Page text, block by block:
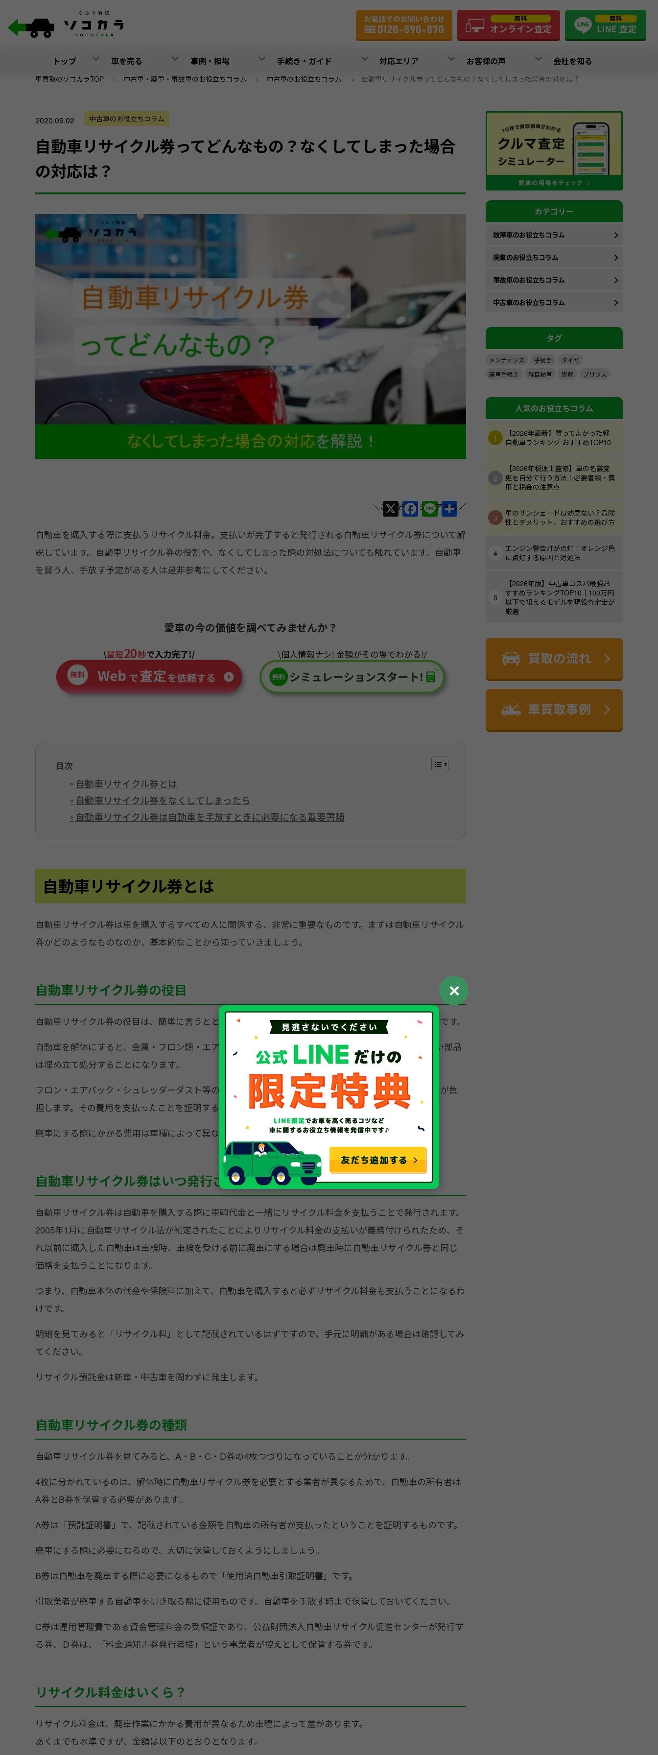
トップ 車を売る 事例・相場 手続き・ガイド 対応エリア お客様の声 会社を知る
車買取のソコカラTOP > 中古車・廃車・事故車のお役立ちコラム > 中古車のお役立ちコラム > 自動車リサイクル券ってどんなもの？なくしてしまった場合の対応は？
2020.09.02 中古車のお役立ちコラム
自動車リサイクル券ってどんなもの？なくしてしまった場合
の対応は？
X F
a
c
e
Li
n
e
共
自動車を購入する際に支払うリサイクル料金。支払いが完了すると発行される自動車リサイクル券について解
説しています。自動車リサイクル券の役割や、なくしてしまった際の対処法についても触れています。自動車
を買う人、手放す予定がある人は是非参考にしてください。
愛車の今の価値を調べてみませんか？
目次
自動車リサイクル券とは
自動車リサイクル券をなくしてしまったら
自動車リサイクル券は自動車を手放すときに必要になる重要書類
自動車リサイクル券とは
自動車リサイクル券は車を購入するすべての人に関係する、非常に重要なものです。まずは自動車リサイクル
券がどのようなものなのか、基本的なことから知っていきましょう。
自動車リサイクル券の役目
自動車リサイクル券の役目は、簡単に言うとと「廃車のときにかかる費用を先払いしたことの証明書」です。
自動車を解体にすると、金属・フロン類・エアバッグの3つに分解され、それ以外のリサイクルできない部品
は埋め立て処分することになります。
フロン・エアバック・シュレッダーダスト等の分解や分類、埋め立てにかかる費用は自動車のユーザーが負
担します。その費用を支払ったことを証明するのが自動車リサイクル券です。
廃車にする際にかかる費用は車種によって異なるため、リサイクル料金も車種によって差があります。
自動車リサイクル券はいつ発行されるもの？
自動車リサイクル券は自動車を購入する際に車輌代金と一緒にリサイクル料金を支払うことで発行されます。
2005年1月に自動車リサイクル法が制定されたことによりリサイクル料金の支払いが義務付けられたため、そ
れ以前に購入した自動車は車検時、車検を受ける前に廃車にする場合は廃車時に自動車リサイクル券と同じ
価格を支払うことになります。
つまり、自動車本体の代金や保険料に加えて、自動車を購入すると必ずリサイクル料金も支払うことになるわ
けです。
明細を見てみると「リサイクル料」として記載されているはずですので、手元に明細がある場合は確認してみ
てください。
リサイクル預託金は新車・中古車を問わずに発生します。
自動車リサイクル券の種類
自動車リサイクル券を見てみると、A・B・C・D券の4枚つづりになっていることが分かります。
4枚に分かれているのは、解体時に自動車リサイクル券を必要とする業者が異なるためで、自動車の所有者は
A券とB券を保管する必要があります。
A券は「預託証明書」で、記載されている金額を自動車の所有者が支払ったということを証明するものです。
廃車にする際に必要になるので、大切に保管しておくようにしましょう。
B券は自動車を廃車する際に必要になるもので「使用済自動車引取証明書」です。
引取業者が廃車する自動車を引き取る際に使用ものです。自動車を手放す時まで保管しておいてください。
C券は運用管理費である資金管理料金の受領証であり、公益財団法人自動車リサイクル促進センターが発行す
る券、Ｄ券は、「料金通知書券発行者控」という事業者が控えとして保管する券です。
リサイクル料金はいくら？
リサイクル料金は、廃車作業にかかる費用が異なるため車種によって差があります。
あくまでも水準ですが、金額は以下のとおりとなります。
カテゴリー
故障車のお役立ちコラム
廃車のお役立ちコラム
事故車のお役立ちコラム
中古車のお役立ちコラム
タグ
メンテナンス 手続き
タイヤ
廃車手続き
軽自動車 燃費 プリウス
人気のお役立ちコラム
【2026年最新】買ってよかった軽
自動車ランキング おすすめTOP10
【2026年税理士監修】車の名義変
更を自分で行う方法！必要書類・費
用と税金の注意点
車のサンシェードは効果ない？危険
性とデメリット、おすすめの選び方
エンジン警告灯が点灯！オレンジ色
に点灯する原因と対処法
【2026年版】中古車コスパ最強お
すすめランキングTOP10｜100万円
以下で狙えるモデルを現役査定士が
厳選
✕